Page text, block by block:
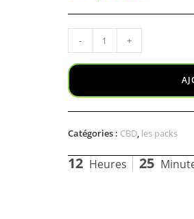
- +
Catégories : CBD, les packs
12 Heures 25